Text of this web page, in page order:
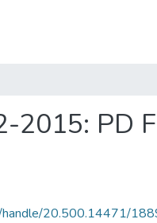
2015: PD
handle/20.500.14471/